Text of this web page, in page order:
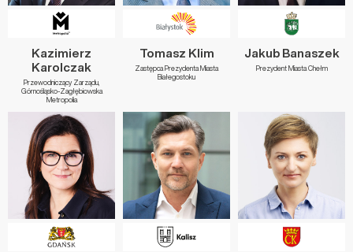
Kazimierz
Karolczak
Przewodniczący Zarządu,
Górnośląsko-Zagłębiowska
Metropolia
Tomasz Klim
Zastępca Prezydenta Miasta
Białegostoku
Jakub Banaszek
Prezydent Miasta Chełm